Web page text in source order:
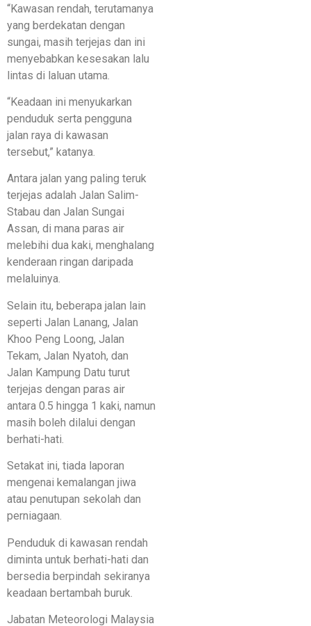
“Kawasan rendah, terutamanya
yang berdekatan dengan
sungai, masih terjejas dan ini
menyebabkan kesesakan lalu
lintas di laluan utama.
“Keadaan ini menyukarkan
penduduk serta pengguna
jalan raya di kawasan
tersebut,” katanya.
Antara jalan yang paling teruk
terjejas adalah Jalan Salim-
Stabau dan Jalan Sungai
Assan, di mana paras air
melebihi dua kaki, menghalang
kenderaan ringan daripada
melaluinya.
Selain itu, beberapa jalan lain
seperti Jalan Lanang, Jalan
Khoo Peng Loong, Jalan
Tekam, Jalan Nyatoh, dan
Jalan Kampung Datu turut
terjejas dengan paras air
antara 0.5 hingga 1 kaki, namun
masih boleh dilalui dengan
berhati-hati.
Setakat ini, tiada laporan
mengenai kemalangan jiwa
atau penutupan sekolah dan
perniagaan.
Penduduk di kawasan rendah
diminta untuk berhati-hati dan
bersedia berpindah sekiranya
keadaan bertambah buruk.
Jabatan Meteorologi Malaysia